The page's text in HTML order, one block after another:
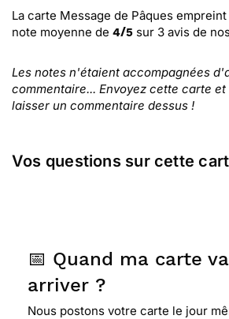
La carte Message de Pâques
note moyenne de 4/5 sur 3 avis de
Les notes n'étaient accompagnées
commentaire... Envoyez cette carte
laisser un commentaire dessus !
Vos questions sur cette
📅 Quand ma carte
arriver ?
Nous postons votre carte le jour